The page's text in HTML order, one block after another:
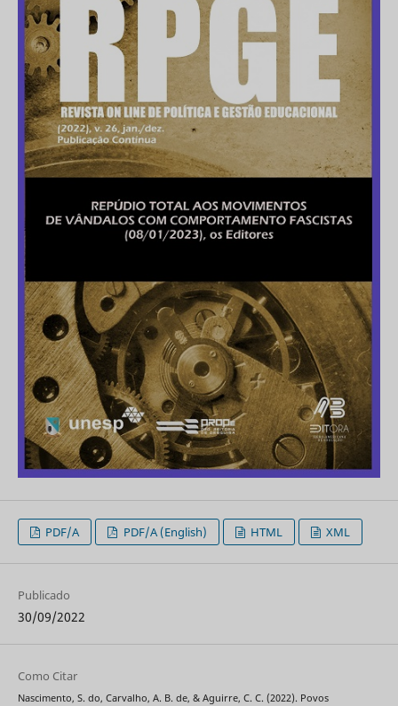
PDF/A PDF/A (English) HTML XML
Publicado
30/09/2022
Como Citar
Nascimento, S. do, Carvalho, A. B. de, & Aguirre, C. C. (2022). Povos